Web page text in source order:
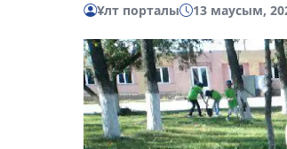
Ұлт порталы 13 маусым,